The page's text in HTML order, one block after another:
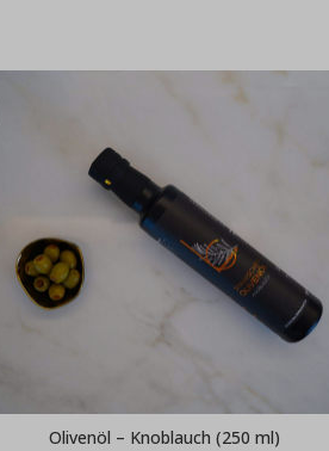
Olivenöl – Knoblauch (250 ml)